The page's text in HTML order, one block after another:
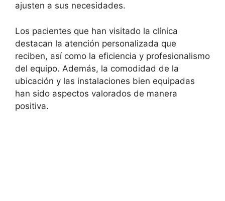
ajusten a sus necesidades.
Los pacientes que han visitado la clínica
destacan la atención personalizada que
reciben, así como la eficiencia y profesionalismo
del equipo. Además, la comodidad de la
ubicación y las instalaciones bien equipadas
han sido aspectos valorados de manera
positiva.